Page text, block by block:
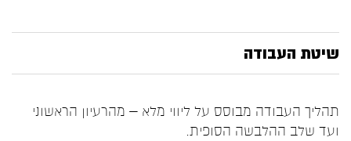
שיטת העבודה
תהליך העבודה מבוסס על ליווי מלא – מהרעיון הראשוני
ועד שלב ההלבשה הסופית.